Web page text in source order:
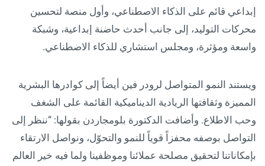
إبداعي قائم على الذكاء الاصطناعي، وأول منصة لتحسين
محركات التوليد، إلى جانب أحدث حاضنة إبداعية، وشبكة
واسعة ومؤثرة، ومجلس استشاري للذكاء الاصطناعي.
ويستند النمو المتواصل لرودر فين أيضاً إلى كوادرها البشرية
المميزة وثقافتها الريادية الديناميكية القائمة على الشغف
وحب الاطلاع. وأضافت الدكتورة بلومجاردن بقولها: “ننظر إلى
التواصل بوصفه محفزاً قوياً للنمو والتحوّل، ونواصل الارتقاء
بإمكاناتنا لتحقيق مصلحة عملائنا وموظفينا ولما فيه خير العالم